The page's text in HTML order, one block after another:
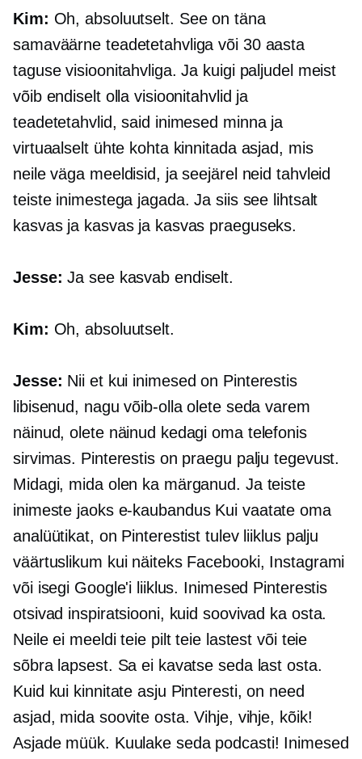
Kim: Oh, absoluutselt. See on täna
samaväärne teadetetahvliga või 30 aasta
taguse visioonitahvliga. Ja kuigi paljudel meist
võib endiselt olla visioonitahvlid ja
teadetetahvlid, said inimesed minna ja
virtuaalselt ühte kohta kinnitada asjad, mis
neile väga meeldisid, ja seejärel neid tahvleid
teiste inimestega jagada. Ja siis see lihtsalt
kasvas ja kasvas ja kasvas praeguseks.
Jesse: Ja see kasvab endiselt.
Kim: Oh, absoluutselt.
Jesse: Nii et kui inimesed on Pinterestis
libisenud, nagu võib-olla olete seda varem
näinud, olete näinud kedagi oma telefonis
sirvimas. Pinterestis on praegu palju tegevust.
Midagi, mida olen ka märganud. Ja teiste
inimeste jaoks e-kaubandusKui vaatate oma
analüütikat, on Pinterestist tulev liiklus palju
väärtuslikum kui näiteks Facebooki, Instagrami
või isegi Google'i liiklus. Inimesed Pinterestis
otsivad inspiratsiooni, kuid soovivad ka osta.
Neile ei meeldi teie pilt teie lastest või teie
sõbra lapsest. Sa ei kavatse seda last osta.
Kuid kui kinnitate asju Pinteresti, on need
asjad, mida soovite osta. Vihje, vihje, kõik!
Asjade müük. Kuulake seda podcasti! Inimesed